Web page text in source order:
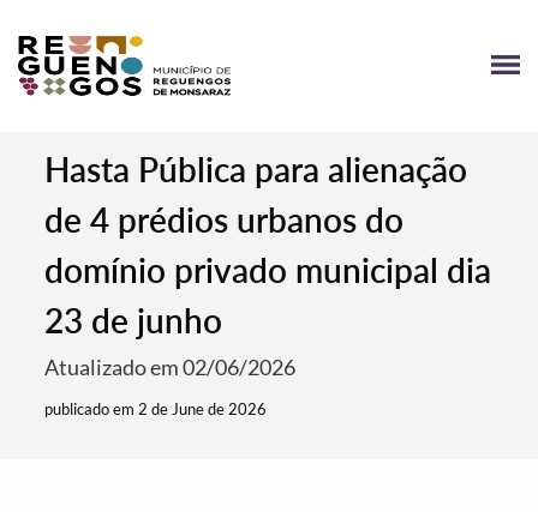
Hasta Pública para alienação
de 4 prédios urbanos do
domínio privado municipal dia
23 de junho
Atualizado em 02/06/2026
publicado em 2 de June de 2026